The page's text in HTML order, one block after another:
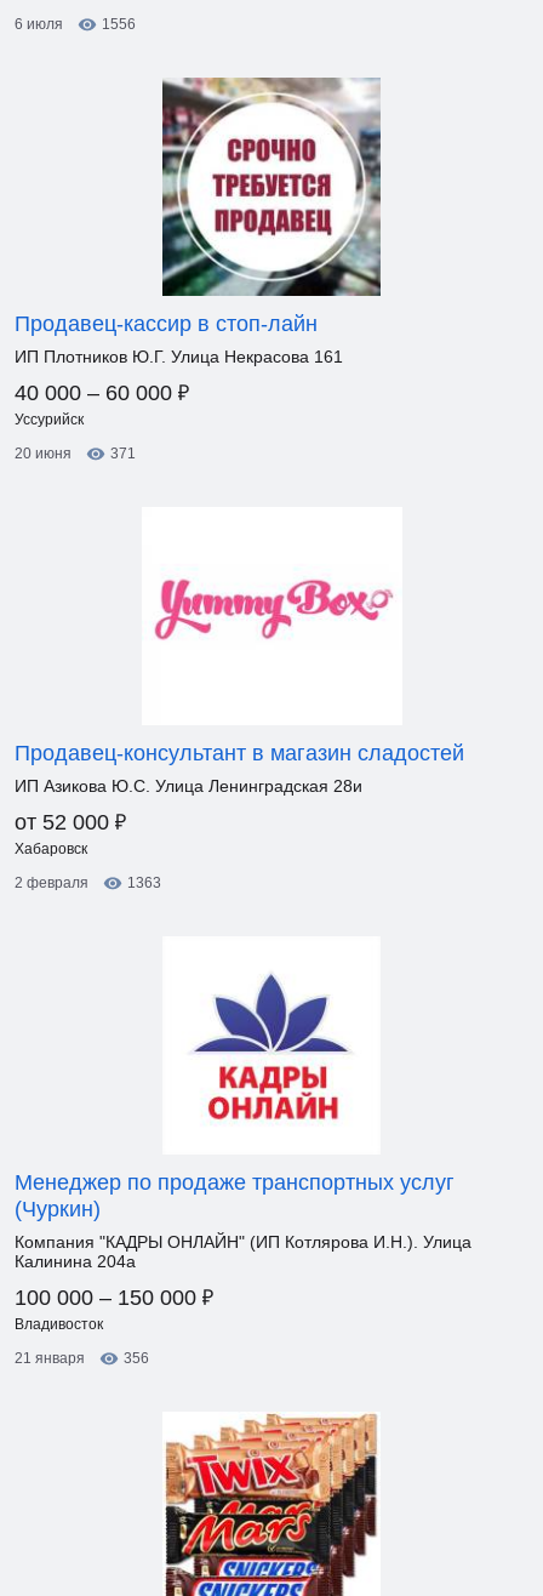
6 июля
1556
Продавец-кассир в стоп-лайн
ИП Плотников Ю.Г. Улица Некрасова 161
40 000 – 60 000 ₽
Уссурийск
20 июня
371
Продавец-консультант в магазин сладостей
ИП Азикова Ю.С. Улица Ленинградская 28и
от 52 000 ₽
Хабаровск
2 февраля
1363
Менеджер по продаже транспортных услуг
(Чуркин)
Компания "КАДРЫ ОНЛАЙН" (ИП Котлярова И.Н.). Улица
Калинина 204а
100 000 – 150 000 ₽
Владивосток
21 января
356